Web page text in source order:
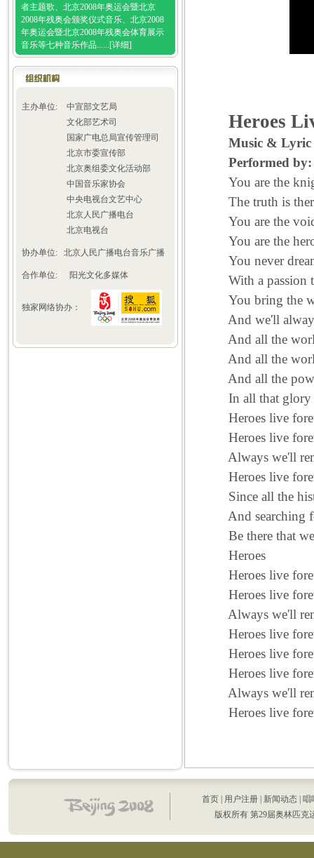
者主题歌、北京2008年奥运会暨北京
2008年残奥会颁奖仪式音乐、北京2008
年奥运会暨北京2008年残奥会体育展示
音乐等七种音乐作品......[详细]
主办单位:
中宣部文艺局
文化部艺术司
国家广电总局宣传管理司
北京市委宣传部
北京奥组委文化活动部
中国音乐家协会
中央电视台文艺中心
北京人民广播电台
北京电视台
协办单位: 北京人民广播电台音乐广播
合作单位: 阳光文化多媒体
独家网络协办：
Heroes
Music & Lyric
Performed by:
You are the
The truth is
You are the
You are the
You never
With a passion
You bring the
And we'll
And all the
And all the
And all the
In all that glory
Heroes live
Heroes live
Always we'll
Heroes live
Since all the
And searching
Be there that we
Heroes
Heroes live
Heroes live
Always we'll
Heroes live
Heroes live
Heroes live
Always we'll
Heroes live
首页 用户注册 新闻动态 唱
版权所有 第29届奥林匹克